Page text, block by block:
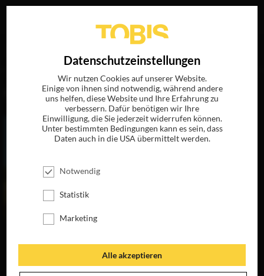
„Scott Rudin“ergab folgende Treffer
DIGITAL
JETZT AUF BLU-
RAY, DVD &
DIGITAL
Datenschutzeinstellungen
Wir nutzen Cookies auf unserer Website.
Einige von ihnen sind notwendig, während andere
uns helfen, diese Website und Ihre Erfahrung zu
verbessern. Dafür benötigen wir Ihre
Einwilligung, die Sie jederzeit widerrufen können.
Unter bestimmten Bedingungen kann es sein, dass
Daten auch in die USA übermittelt werden.
Notwendig
Statistik
Marketing
Alle akzeptieren